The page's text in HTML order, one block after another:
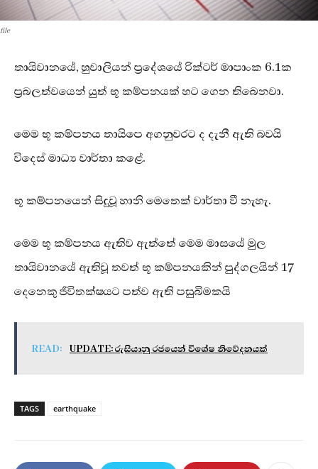
file
තායිවානයේ, හුවාලියන් ප්‍රදේශයේ රික්ටර් මාපාංක 6.1ක
ප්‍රබලත්වයෙන් යුත් භූ කම්පනයක් හට ගෙන තිබෙනවා.
මෙම භූ කම්පනය තායිපෙ අගනුවරට ද දැනී ඇති බවයි
විදෙස් මාධ්‍ය වාර්තා කළේ.
භූ කම්පනයෙන් සිදුවූ හානි මෙතෙක් වාර්තා වී නැහැ.
මෙම භූ කම්පනය ඇතිව ඇත්තේ මෙම මාසයේ මුල
තායිවානයේ ඇතිවූ තවත් භූ කම්පනයකින් පුද්ගලයින් 17
දෙනෙකු ජීවිතක්ෂයට පත්ව ඇති පසුබිමකයි
READ: UPDATE: රුසියානු රජයෙන් විශේෂ නිවේදනයක්
TAGS earthquake